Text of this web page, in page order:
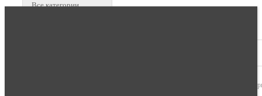
Все категории
0,00